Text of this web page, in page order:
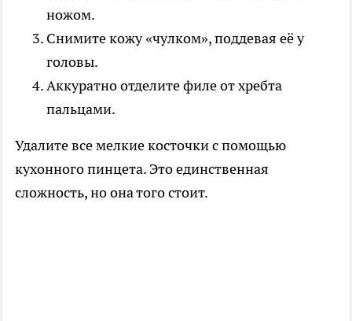
ножом.
Снимите кожу «чулком», поддевая её у
головы.
Аккуратно отделите филе от хребта
пальцами.
Удалите все мелкие косточки с помощью
кухонного пинцета. Это единственная
сложность, но она того стоит.